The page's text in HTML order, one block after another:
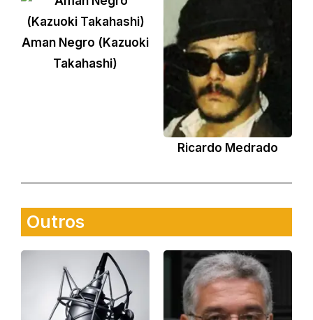
Aman Negro (Kazuoki
Takahashi)
Ricardo Medrado
Outros